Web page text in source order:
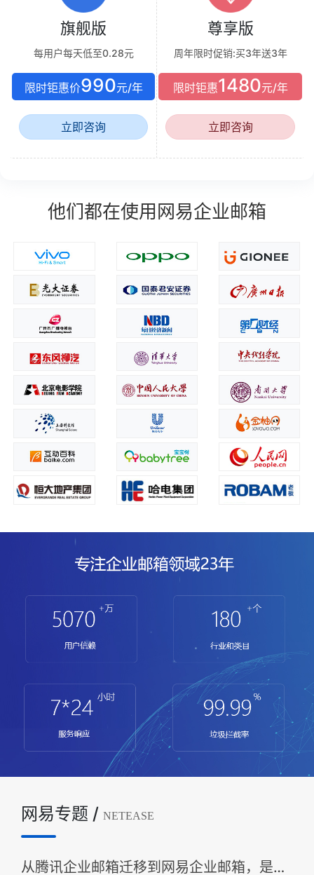
旗舰版
每用户每天低至0.28元
限时钜惠价990元/年
立即咨询
尊享版
周年限时促销:买3年送3年
限时钜惠1480元/年
立即咨询
他们都在使用网易企业邮箱
网易专题 / NETEASE
从腾讯企业邮箱迁移到网易企业邮箱，是否明智？